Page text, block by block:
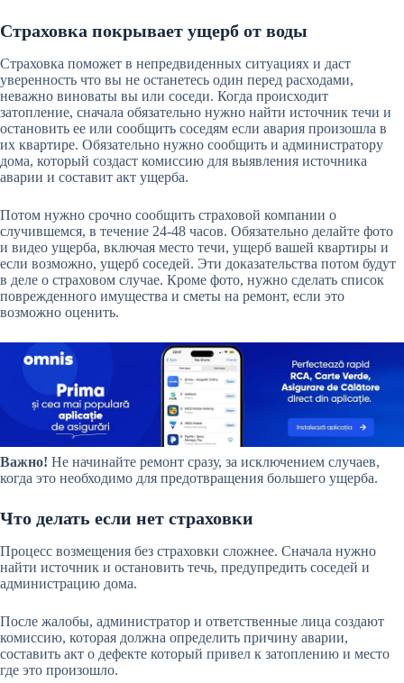
Страховка покрывает ущерб от воды
Страховка поможет в непредвиденных ситуациях и даст
уверенность что вы не останетесь один перед расходами,
неважно виноваты вы или соседи. Когда происходит
затопление, сначала обязательно нужно найти источник течи и
остановить ее или сообщить соседям если авария произошла в
их квартире. Обязательно нужно сообщить и администратору
дома, который создаст комиссию для выявления источника
аварии и составит акт ущерба.
Потом нужно срочно сообщить страховой компании о
случившемся, в течение 24-48 часов. Обязательно делайте фото
и видео ущерба, включая место течи, ущерб вашей квартиры и
если возможно, ущерб соседей. Эти доказательства потом будут
в деле о страховом случае. Кроме фото, нужно сделать список
поврежденного имущества и сметы на ремонт, если это
возможно оценить.
Важно! Не начинайте ремонт сразу, за исключением случаев,
когда это необходимо для предотвращения большего ущерба.
Что делать если нет страховки
Процесс возмещения без страховки сложнее. Сначала нужно
найти источник и остановить течь, предупредить соседей и
администрацию дома.
После жалобы, администратор и ответственные лица создают
комиссию, которая должна определить причину аварии,
составить акт о дефекте который привел к затоплению и место
где это произошло.